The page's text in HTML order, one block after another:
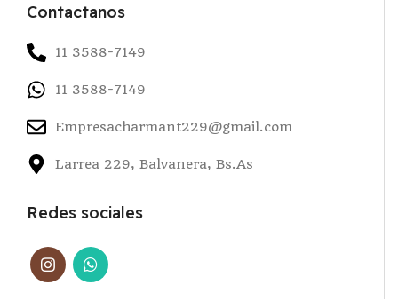
Contactanos
11 3588-7149
11 3588-7149
Empresacharmant229@gmail.com
Larrea 229, Balvanera, Bs.As
Redes sociales